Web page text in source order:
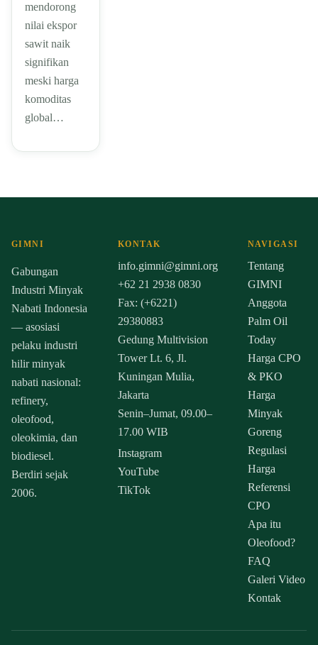
mendorong
nilai ekspor
sawit naik
signifikan
meski harga
komoditas
global…
GIMNI
Gabungan
Industri Minyak
Nabati Indonesia
— asosiasi
pelaku industri
hilir minyak
nabati nasional:
refinery,
oleofood,
oleokimia, dan
biodiesel.
Berdiri sejak
2006.
KONTAK
info.gimni@gimni.org
+62 21 2938 0830
Fax: (+6221)
29380883
Gedung Multivision
Tower Lt. 6, Jl.
Kuningan Mulia,
Jakarta
Senin–Jumat, 09.00–
17.00 WIB
Instagram
YouTube
TikTok
NAVIGASI
Tentang
GIMNI
Anggota
Palm Oil
Today
Harga CPO
& PKO
Harga
Minyak
Goreng
Regulasi
Harga
Referensi
CPO
Apa itu
Oleofood?
FAQ
Galeri Video
Kontak